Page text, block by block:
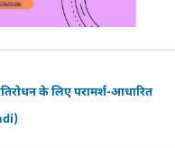
के लिए परामर्श-आधारित